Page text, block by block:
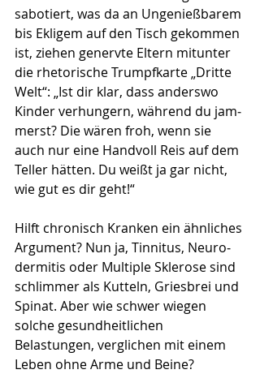
sabotiert, was da an Ungenießbarem
bis Ekligem auf den Tisch gekommen
ist, ziehen genervte Eltern mitunter
die rhetorische Trumpfkarte „Dritte
Welt“: „Ist dir klar, dass anderswo
Kinder verhungern, während du jam­
merst? Die wären froh, wenn sie
auch nur eine Handvoll Reis auf dem
Teller hätten. Du weißt ja gar nicht,
wie gut es dir geht!“
Hilft chronisch Kranken ein ähnliches
Argument? Nun ja, Tinnitus, Neu­ro­
dermitis oder Multiple Skle­rose sind
schlimmer als Kutteln, Griesbrei und
Spinat. Aber wie schwer wiegen
solche gesundheitlichen
Belastungen, verglichen mit einem
Leben ohne Arme und Beine?